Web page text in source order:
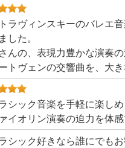
ラヴィンスキーのバレエ
した。
んの、表現力豊かな演奏
トヴェンの交響曲を、大
シック音楽を手軽に楽し
イオリン演奏の迫力を体
シック好きなら誰にでも